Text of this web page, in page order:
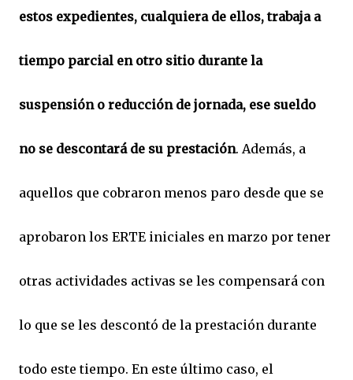
estos expedientes, cualquiera de ellos, trabaja a
tiempo parcial en otro sitio durante la
suspensión o reducción de jornada, ese sueldo
no se descontará de su prestación. Además, a
aquellos que cobraron menos paro desde que se
aprobaron los ERTE iniciales en marzo por tener
otras actividades activas se les compensará con
lo que se les descontó de la prestación durante
todo este tiempo. En este último caso, el